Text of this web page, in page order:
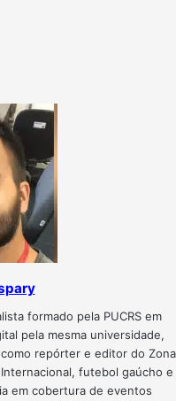
formado pela PUCRS em
pela mesma universidade,
repórter e editor do Zona
futebol gaúcho e
em cobertura de eventos